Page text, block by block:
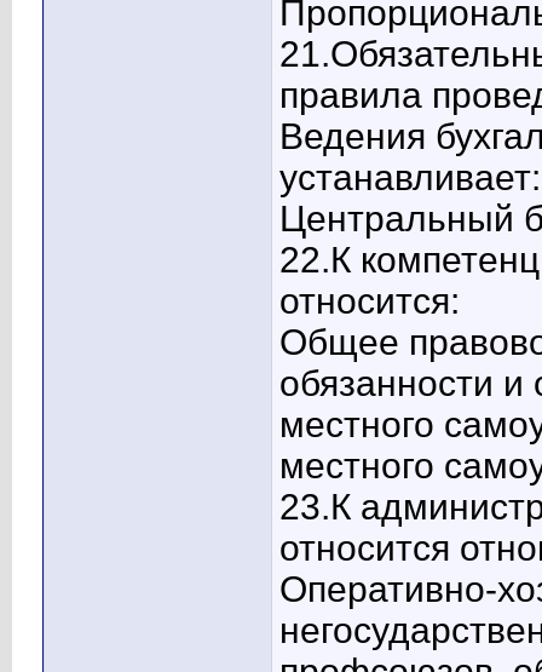
правила
Ведения
устанавливает:
Центральный
22.К
относится:
Общее
обязанности и
местного
местного
23.К
относится
Оперативно-